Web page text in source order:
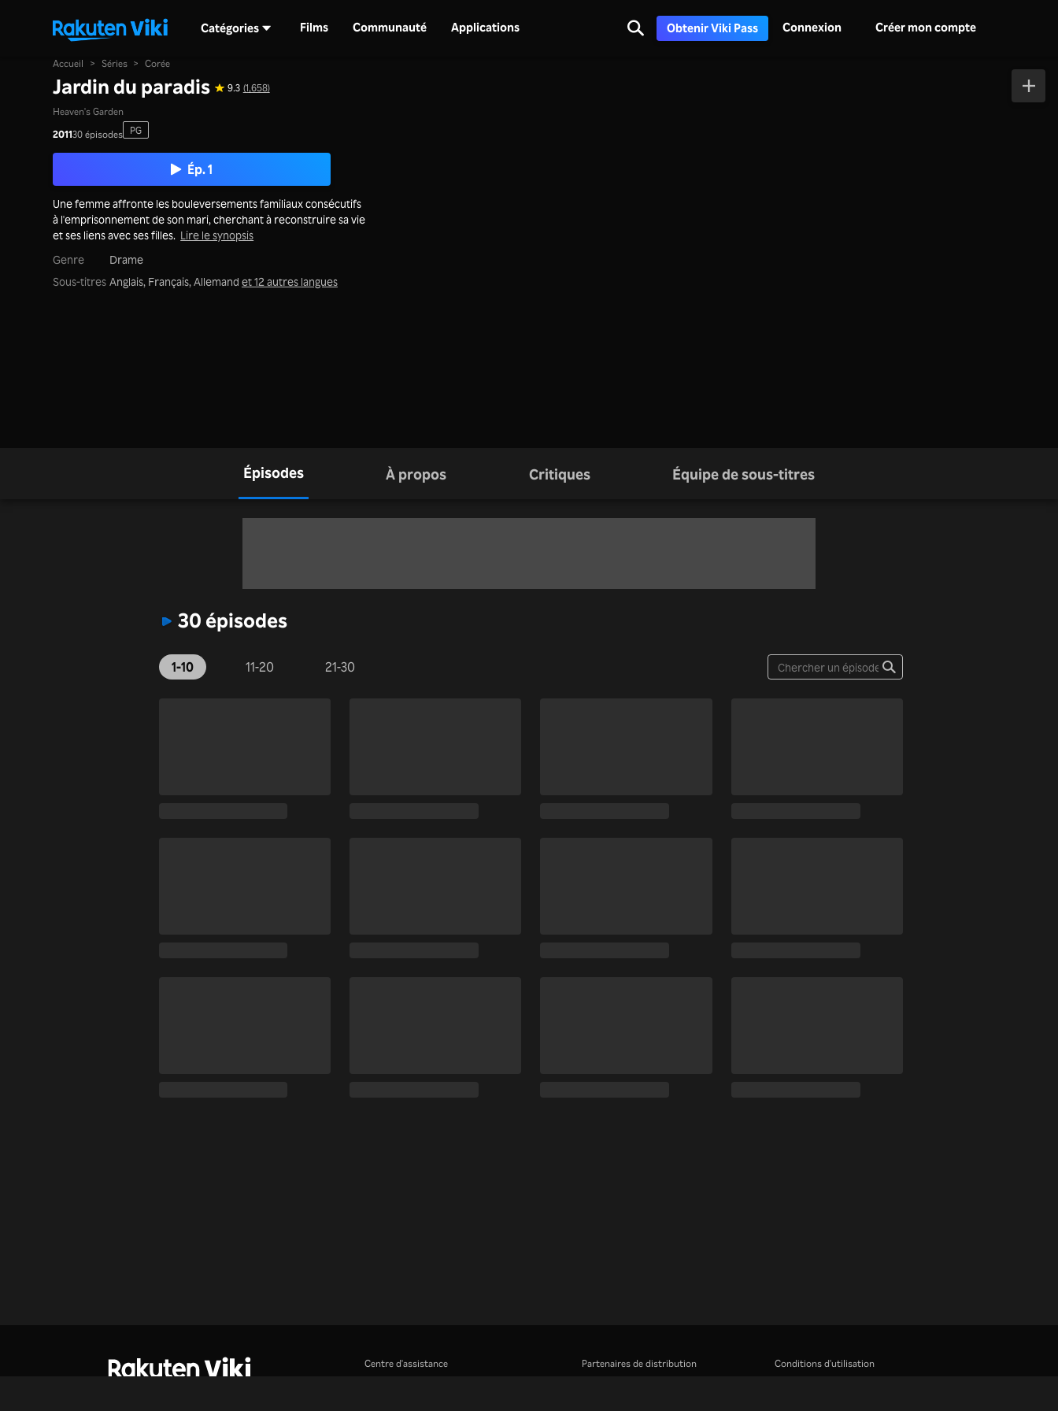
Catégories Films Communauté Applications Obtenir Viki Pass Connexion Créer mon compte
Accueil > Séries > Corée
Jardin du paradis 9.3 (1,658)
Heaven's Garden
201130 épisodes PG
Ép. 1
Une femme affronte les bouleversements familiaux consécutifs
à l'emprisonnement de son mari, cherchant à reconstruire sa vie
et ses liens avec ses filles. Lire le synopsis
Genre
Drame
Sous-titres Anglais, Français, Allemand et 12 autres langues
Épisodes À propos Critiques Équipe de sous-titres
30 épisodes
1-10 11-20 21-30
Centre d'assistance
Partenaires de distribution
Conditions d'utilisation